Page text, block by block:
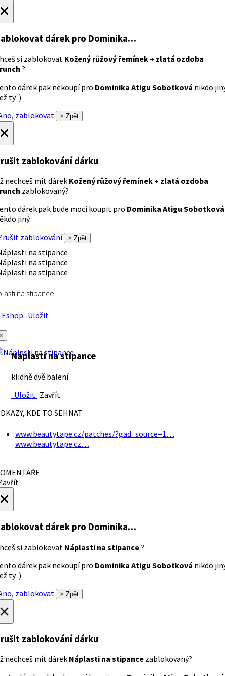
dárek pro Dominika…
si zablokovat Kožený růžový řemínek + zlatá ozdoba
?
dárek pak nekoupí pro Dominika Atigu Sobotková nikdo
ty :)
zablokovat
× Zpět
zablokování dárku
nechceš mít dárek Kožený růžový řemínek + zlatá ozdoba
zablokovaný?
dárek pak bude moci koupit pro Dominika Atigu Sobotková
jiný.
zablokování
× Zpět
na stipance
Uložit
Náplasti na stipance
klidně dvě balení
Uložit Zavřít
KDE TO SEHNAT
www.beautytape.cz/patches/?gad_source=1…
www.beautytape.cz…
dárek pro Dominika…
si zablokovat Náplasti na stipance?
dárek pak nekoupí pro Dominika Atigu Sobotková nikdo
ty :)
zablokovat
× Zpět
zablokování dárku
nechceš mít dárek Náplasti na stipance zablokovaný?